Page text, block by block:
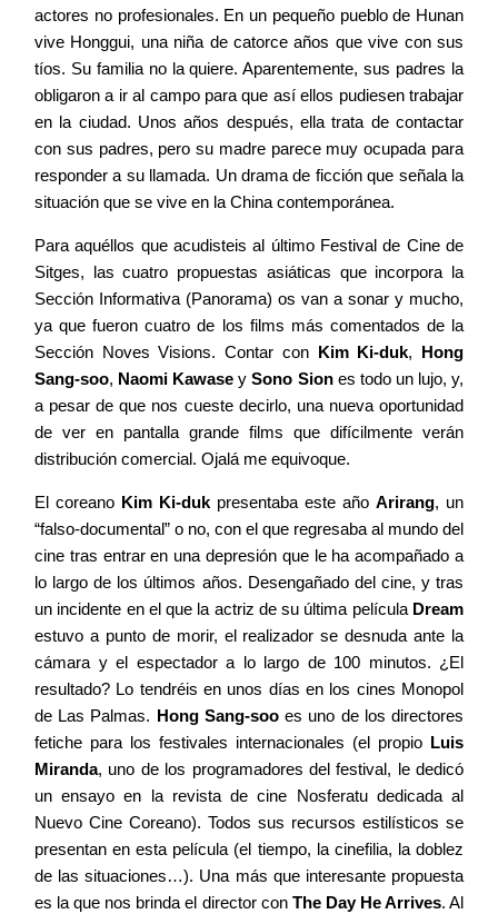
actores no profesionales. En un pequeño pueblo de Hunan
vive Honggui, una niña de catorce años que vive con sus
tíos. Su familia no la quiere. Aparentemente, sus padres la
obligaron a ir al campo para que así ellos pudiesen trabajar
en la ciudad. Unos años después, ella trata de contactar
con sus padres, pero su madre parece muy ocupada para
responder a su llamada. Un drama de ficción que señala la
situación que se vive en la China contemporánea.
Para aquéllos que acudisteis al último Festival de Cine de
Sitges, las cuatro propuestas asiáticas que incorpora la
Sección Informativa (Panorama) os van a sonar y mucho,
ya que fueron cuatro de los films más comentados de la
Sección Noves Visions. Contar con Kim Ki-duk, Hong
Sang-soo, Naomi Kawase ySono Siones todo un lujo, y,
a pesar de que nos cueste decirlo, una nueva oportunidad
de ver en pantalla grande films que difícilmente verán
distribución comercial. Ojalá me equivoque.
El coreano Kim Ki-duk presentaba este año Arirang, un
“falso-documental” o no, con el que regresaba al mundo del
cine tras entrar en una depresión que le ha acompañado a
lo largo de los últimos años. Desengañado del cine, y tras
un incidente en el que la actriz de su última película Dream
estuvo a punto de morir, el realizador se desnuda ante la
cámara y el espectador a lo largo de 100 minutos. ¿El
resultado? Lo tendréis en unos días en los cines Monopol
de Las Palmas. Hong Sang-sooes uno de los directores
fetiche para los festivales internacionales (el propio Luis
Miranda, uno de los programadores del festival, le dedicó
un ensayo en la revista de cine Nosferatu dedicada al
Nuevo Cine Coreano). Todos sus recursos estilísticos se
presentan en esta película (el tiempo, la cinefilia, la doblez
de las situaciones…). Una más que interesante propuesta
es la que nos brinda el director con The Day He Arrives. Al